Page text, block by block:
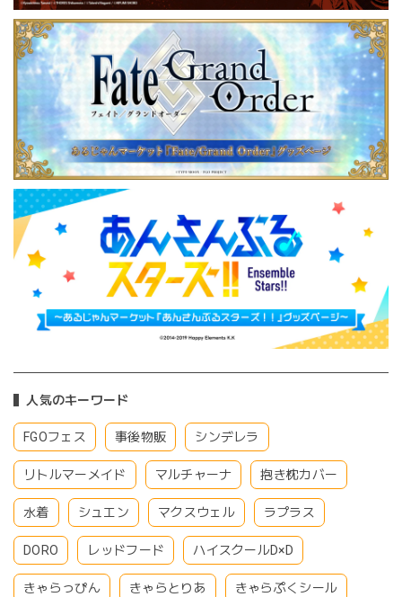
人気のキーワード
FGOフェス 事後物販 シンデレラ
リトルマーメイド マルチャーナ 抱き枕カバー
水着 シュエン マクスウェル ラプラス
DORO レッドフード ハイスクールD×D
きゃらっぴん きゃらとりあ きゃらぷくシール